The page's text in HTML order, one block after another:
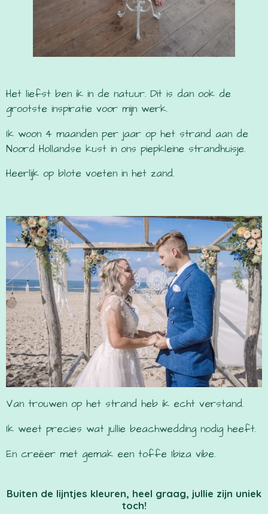
Het liefst ben ik in de natuur. Dit is dan ook de
grootste inspiratie voor mijn werk.
Ik woon 4 maanden per jaar op het strand aan de
Noord Hollandse kust in ons piepkleine strandhuisje.
Heerlijk op blote voeten in het zand.
Van trouwen op het strand heb ik echt verstand.
Ik weet precies wat jullie beachwedding nodig heeft.
En creëer met gemak een toffe Ibiza vibe.
Buiten de lijntjes kleuren, heel graag, jullie zijn uniek
toch!